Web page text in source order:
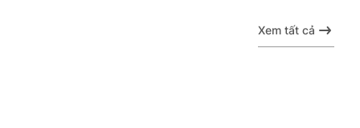
Xem tất cả